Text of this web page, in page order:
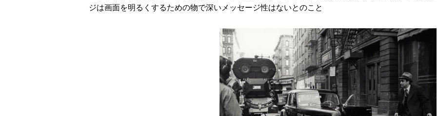
ジは画面を明るくするための物で深いメッセージ性はないとのこと